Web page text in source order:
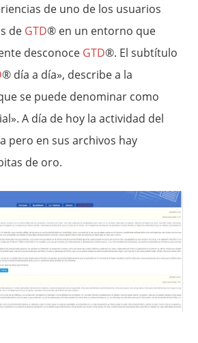
de uno de los usuarios
de GTD® en un entorno que
desconoce GTD®. El subtítulo
® día a día», describe a la
se puede denominar como
A día de hoy la actividad del
pero en sus archivos hay
de oro.